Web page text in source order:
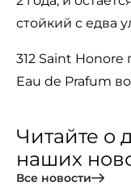
стойкий с едва
312 Saint
Eau de Prafum
Читайте о
наших
Все новости